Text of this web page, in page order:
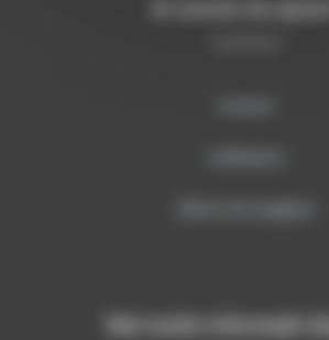
Mai multe informații